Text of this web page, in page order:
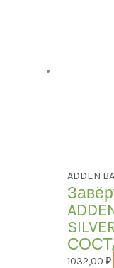
ADDEN
1032,00₽